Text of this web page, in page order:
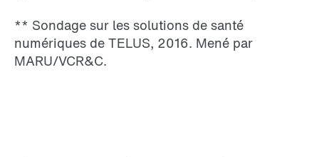
** Sondage sur les solutions de santé
numériques de TELUS, 2016. Mené par
MARU/VCR&C.